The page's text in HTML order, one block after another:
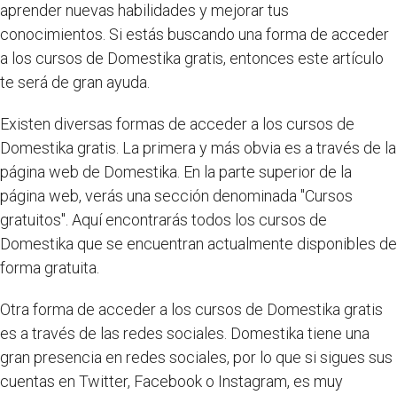
aprender nuevas habilidades y mejorar tus
conocimientos. Si estás buscando una forma de acceder
a los cursos de Domestika gratis, entonces este artículo
te será de gran ayuda.
Existen diversas formas de acceder a los cursos de
Domestika gratis. La primera y más obvia es a través de la
página web de Domestika. En la parte superior de la
página web, verás una sección denominada "Cursos
gratuitos". Aquí encontrarás todos los cursos de
Domestika que se encuentran actualmente disponibles de
forma gratuita.
Otra forma de acceder a los cursos de Domestika gratis
es a través de las redes sociales. Domestika tiene una
gran presencia en redes sociales, por lo que si sigues sus
cuentas en Twitter, Facebook o Instagram, es muy